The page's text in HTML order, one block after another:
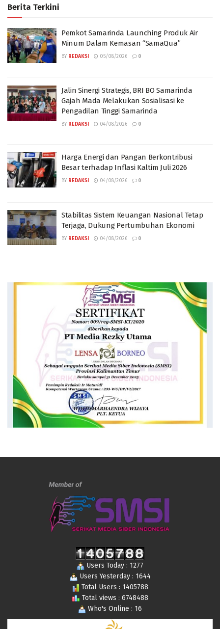
Berita Terkini
Pemkot Samarinda Launching Produk Air
Minum Dalam Kemasan “SamaQua”
BY REDAKSI 05/08/2026 0
Jalin Sinergi Strategis, BRI BO Samarinda
Gajah Mada Melakukan Sosialisasi ke
Pengadilan Tinggi Samarinda
BY REDAKSI 04/08/2026 0
Harga Energi dan Pangan Berkontribusi
Besar terhadap Inflasi Kaltim Juli 2026
BY REDAKSI 04/08/2026 0
Stabilitas Sistem Keuangan Nasional Tetap
Terjaga, Dukung Pertumbuhan Ekonomi
BY REDAKSI 04/08/2026 0
Users Today : 1277
Users Yesterday : 1644
Total Users : 1405788
Total views : 6748488
Who's Online : 16